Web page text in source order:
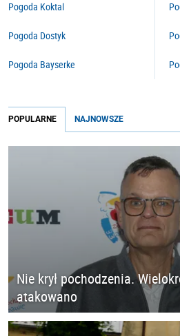
Pogoda Koktal
Pogoda Dostyk
Pogoda Bayserke
POPULARNE NAJNOWSZE
Nie krył pochodzenia.
atakowano